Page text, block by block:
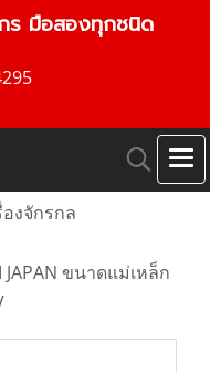
ร มือสองทุกชนิด
องจักรกล
JAPAN ขนาดแม่เหล็ก